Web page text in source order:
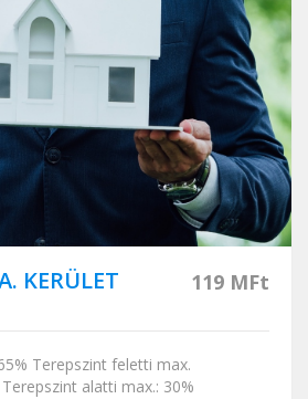
KERÜLET 119 MFt
Terepszint feletti max.
alatti max.: 30%